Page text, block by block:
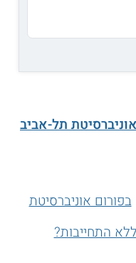
תל-אביב
בפורום אוניברסיטת
התחייבות?